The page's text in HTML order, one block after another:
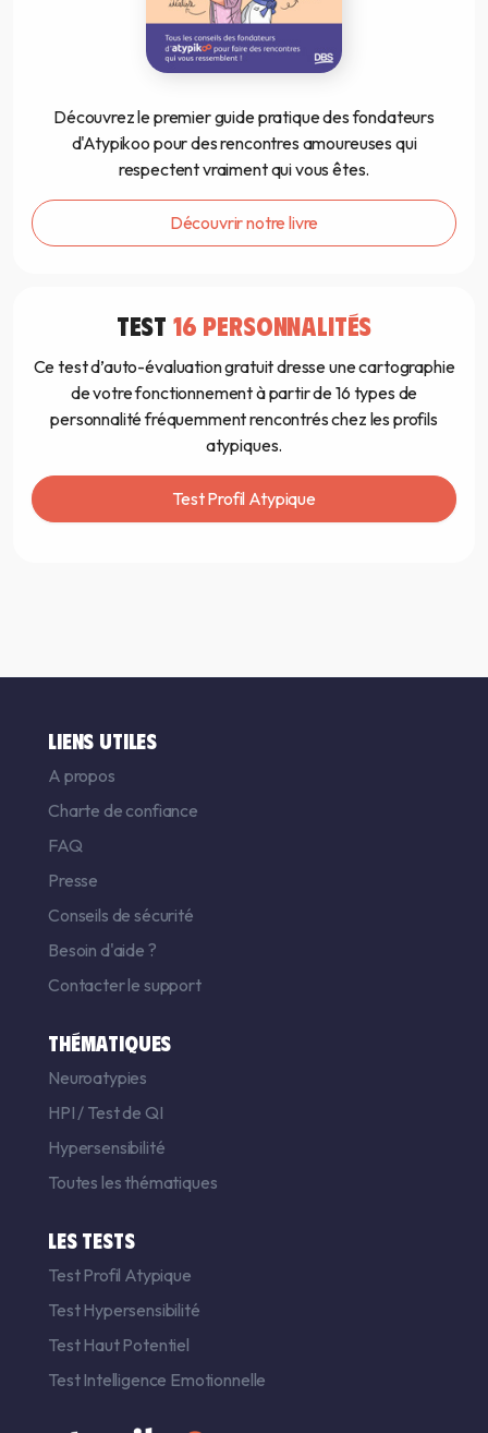
Découvrez le premier guide pratique des fondateurs
d'Atypikoo pour des rencontres amoureuses qui
respectent vraiment qui vous êtes.
Découvrir notre livre
TEST 16 PERSONNALITÉS
Ce test d’auto-évaluation gratuit dresse une cartographie
de votre fonctionnement à partir de 16 types de
personnalité fréquemment rencontrés chez les profils
atypiques.
Test Profil Atypique
LIENS UTILES
A propos
Charte de confiance
FAQ
Presse
Conseils de sécurité
Besoin d'aide ?
Contacter le support
THÉMATIQUES
Neuroatypies
HPI / Test de QI
Hypersensibilité
Toutes les thématiques
LES TESTS
Test Profil Atypique
Test Hypersensibilité
Test Haut Potentiel
Test Intelligence Emotionnelle